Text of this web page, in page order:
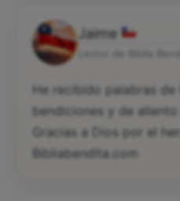
Jaime
He recibido palabras de
bendiciones y de
Gracias a Dios por el
Bibliabendita.com